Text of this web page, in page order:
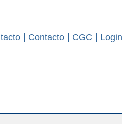
Contacto CGC Login